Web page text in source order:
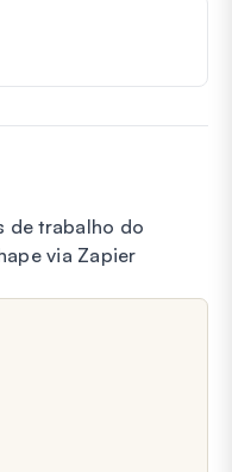
de trabalho do
via Zapier